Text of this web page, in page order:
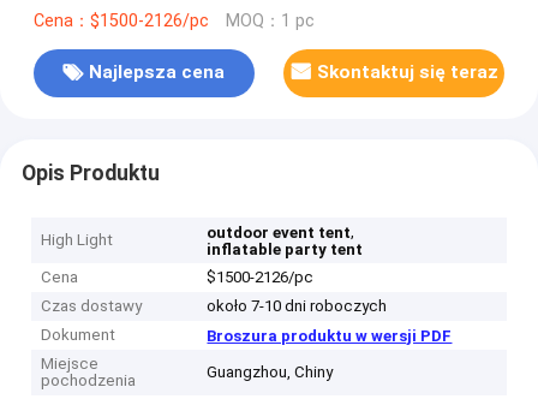
powietrzu
Cena：$1500-2126/pc MOQ：1 pc
Najlepsza cena Skontaktuj się teraz
Opis Produktu
High Light outdoor event tent,
inflatable party tent
Cena
$1500-2126/pc
Czas dostawy
około 7-10 dni roboczych
Dokument
Broszura produktu w wersji PDF
Miejsce
pochodzenia
Guangzhou, Chiny